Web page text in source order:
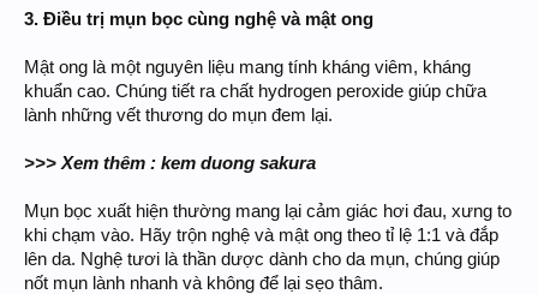
3. Điều trị mụn bọc cùng nghệ và mật ong
Mật ong là một nguyên liệu mang tính kháng viêm, kháng
khuẩn cao. Chúng tiết ra chất hydrogen peroxide giúp chữa
lành những vết thương do mụn đem lại.
>>> Xem thêm : kem duong sakura
Mụn bọc xuất hiện thường mang lại cảm giác hơi đau, xưng to
khi chạm vào. Hãy trộn nghệ và mật ong theo tỉ lệ 1:1 và đắp
lên da. Nghệ tươi là thần dược dành cho da mụn, chúng giúp
nốt mụn lành nhanh và không để lại sẹo thâm.